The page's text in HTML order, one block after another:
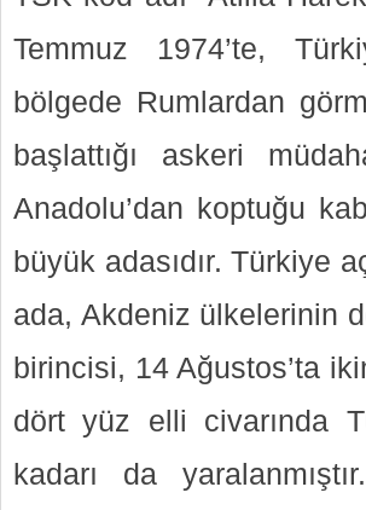
Temmuz 1974’te,
bölgede Rumlardan
başlattığı askeri
Anadolu’dan koptuğu
büyük adasıdır. Türkiye
ada, Akdeniz ülkelerinin
birincisi, 14 Ağustos’ta
dört yüz elli civarında
kadarı da